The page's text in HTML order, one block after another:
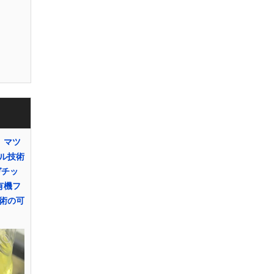
マツ
技術
ッ
機フ
の可